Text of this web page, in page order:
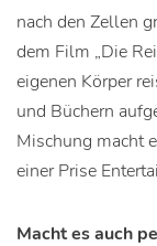
nach den Zellen
dem Film „Die
eigenen Körper
und Büchern
Mischung macht
einer Prise
Macht es auch